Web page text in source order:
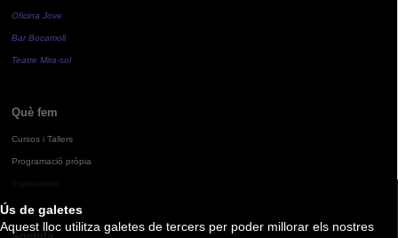
Ús de galetes
Aquest lloc utilitza galetes de tercers per poder millorar els nostres
Oficina Jove
Bar Bocamoll
Teatre Mira-sol
Què fem
Cursos i Tallers
Programació pròpia